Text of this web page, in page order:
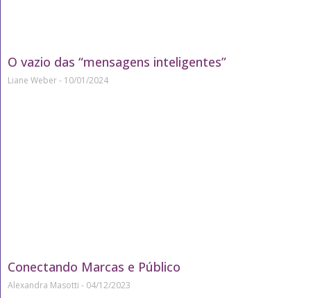
O vazio das “mensagens inteligentes”
Liane Weber 10/01/2024
Conectando Marcas e Público
Alexandra Masotti 04/12/2023